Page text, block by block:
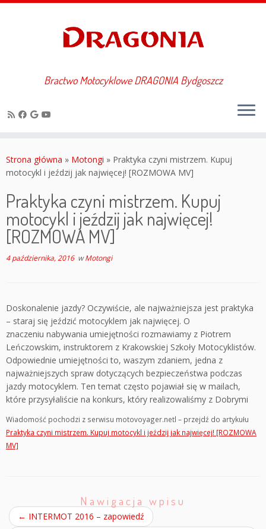
do
treści
Bractwo Motocyklowe DRAGONIA Bydgoszcz
Strona główna » Motongi » Praktyka czyni mistrzem. Kupuj
motocykl i jeździj jak najwięcej! [ROZMOWA MV]
Praktyka czyni mistrzem. Kupuj
motocykl i jeździj jak najwięcej!
[ROZMOWA MV]
4 października, 2016wMotongi
Doskonalenie jazdy? Oczywiście, ale najważniejsza jest praktyka
– staraj się jeździć motocyklem jak najwięcej. O
znaczeniu nabywania umiejętności rozmawiamy z Piotrem
Leńczowskim, instruktorem z Krakowskiej Szkoły Motocyklistów.
Odpowiednie umiejętności to, waszym zdaniem, jedna z
najważniejszych spraw dotyczących bezpieczeństwa podczas
jazdy motocyklem. Ten temat często pojawiał się w mailach,
które przysyłaliście na konkurs, który realizowaliśmy z Dobrymi
Wiadomość pochodzi z serwisu motovoyager.netl – przejdź do artykułu
Praktyka czyni mistrzem. Kupuj motocykl i jeździj jak najwięcej! [ROZMOWA
MV]
Nawigacja wpisu
← INTERMOT 2016 – zapowiedź